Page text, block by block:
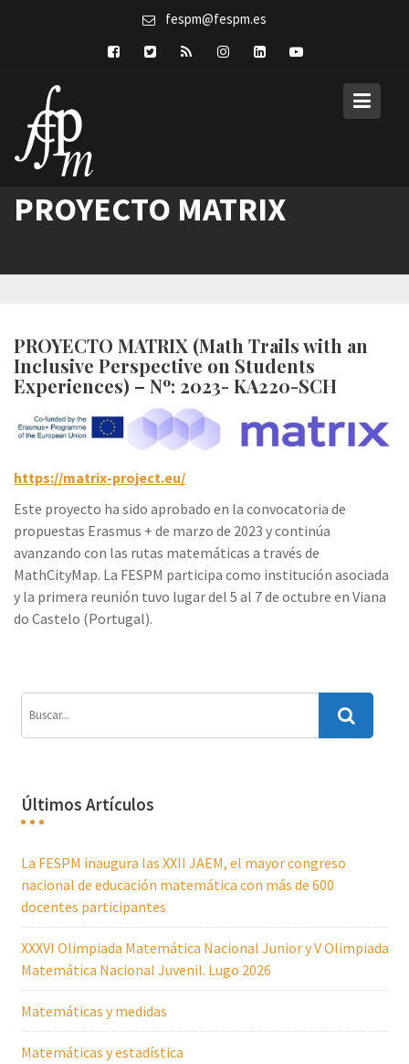
fespm@fespm.es
PROYECTO MATRIX
PROYECTO MATRIX (Math Trails with an
Inclusive Perspective on Students
Experiences) – Nº: 2023- KA220-SCH
https://matrix-project.eu/
Este proyecto ha sido aprobado en la convocatoria de
propuestas Erasmus + de marzo de 2023 y continúa
avanzando con las rutas matemáticas a través de
MathCityMap. La FESPM participa como institución asociada
y la primera reunión tuvo lugar del 5 al 7 de octubre en Viana
do Castelo (Portugal).
Últimos Artículos
La FESPM inaugura las XXII JAEM, el mayor congreso
nacional de educación matemática con más de 600
docentes participantes
XXXVI Olimpiada Matemática Nacional Junior y V Olimpiada
Matemática Nacional Juvenil. Lugo 2026
Matemáticas y medidas
Matemáticas y estadística